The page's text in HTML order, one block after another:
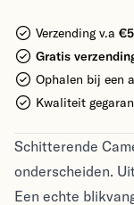
Verzending v.a
Gratis
Ophalen bij een
Kwaliteit
Schitterende
onderscheiden.
Een echte